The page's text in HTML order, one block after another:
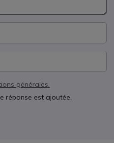
générales.
réponse est ajoutée.